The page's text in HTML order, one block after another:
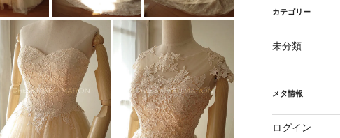
カテゴリー
未分類
メタ情報
ログイン